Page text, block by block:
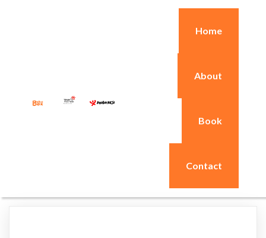
Home
About
Book
Contact